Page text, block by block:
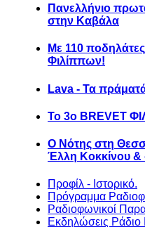
Πανελλήνιο
στην Καβάλα
Με 110
Φιλίππων!
Lava - Τα
Το 3ο BREVET
Ο Νότης στη
Έλλη Κοκκίνου &
Προφίλ - Ιστορικό.
Πρόγραμμα
Ραδιοφωνικοί
Εκδηλώσεις Ράδιο